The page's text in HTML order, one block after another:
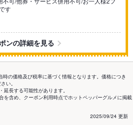
す
ンの詳細を見る
の価格及び税率に基づく情報となります。価格につき
い。
長する可能性があります。
を含め、クーポン利用時点でホットペッパーグルメに掲載
2025/09/24 更新